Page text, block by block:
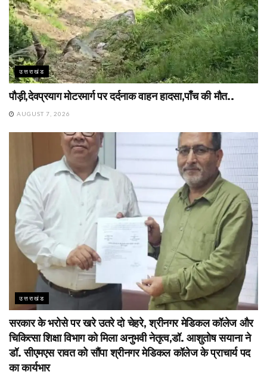
उत्तराखंड
पौड़ी,देवप्रयाग मोटरमार्ग पर दर्दनाक वाहन हादसा,पाँच की मौत..
AUGUST 7, 2026
उत्तराखंड
सरकार के भरोसे पर खरे उतरे दो चेहरे, श्रीनगर मेडिकल कॉलेज और
चिकित्सा शिक्षा विभाग को मिला अनुभवी नेतृत्व,डॉ. आशुतोष सयाना ने
डॉ. सीएमएस रावत को सौंपा श्रीनगर मेडिकल कॉलेज के प्राचार्य पद
का कार्यभार